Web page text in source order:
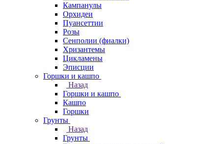
Кампанулы
Орхидеи
Пуансеттии
Розы
Сенполии (фиалки)
Хризантемы
Цикламены
Эписции
Горшки и кашпо
Назад
Горшки и кашпо
Кашпо
Горшки
Грунты
Назад
Грунты